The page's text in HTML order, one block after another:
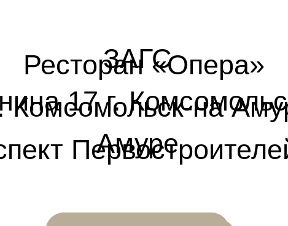
Ресторан «Опера»
на
ЗАГС
17 г.
Амуре